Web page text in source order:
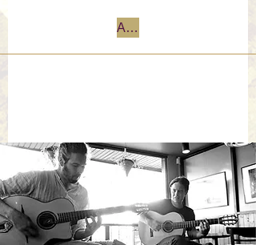
Accueil